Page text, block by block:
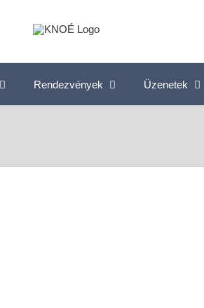
Rendezvények Üzenetek